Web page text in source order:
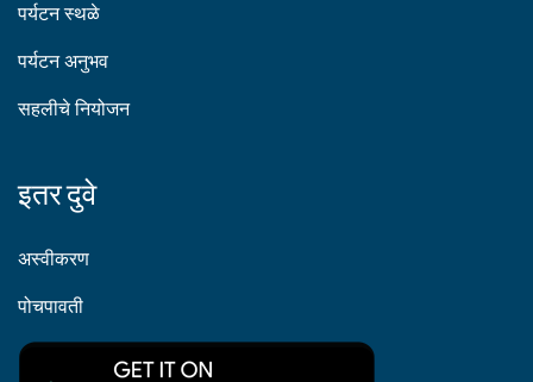
पर्यटन स्थळे
पर्यटन अनुभव
सहलीचे नियोजन
इतर दुवे
अस्वीकरण
पोचपावती